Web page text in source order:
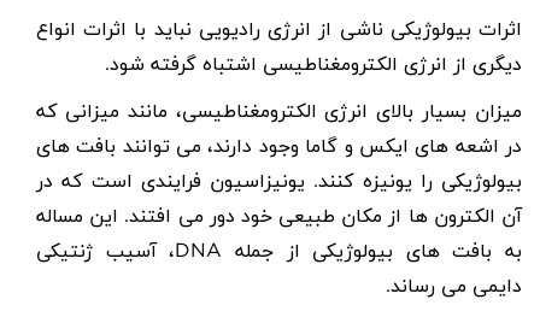
اثرات بیولوژیکی ناشی از انرژی رادیویی نباید با اثرات انواع
دیگری از انرژی الکترومغناطیسی اشتباه گرفته شود.
میزان بسیار بالای انرژی الکترومغناطیسی، مانند میزانی که
در اشعه های ایکس و گاما وجود دارند، می توانند بافت های
بیولوژیکی را یونیزه کنند. یونیزاسیون فرایندی است که در
آن الکترون ها از مکان طبیعی خود دور می افتند. این مساله
به بافت های بیولوژیکی از جمله DNA، آسیب ژنتیکی
دایمی می رساند.